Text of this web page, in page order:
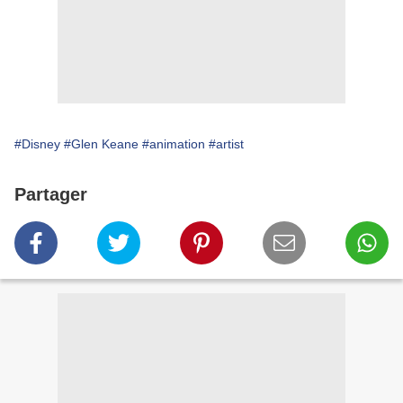
#Disney #Glen Keane #animation #artist
Partager